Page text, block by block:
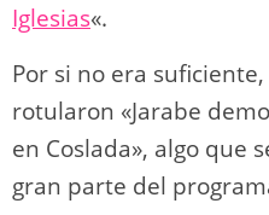
Iglesias«.
Por si no era
rotularon «Jarabe
en Coslada», algo que
gran parte del